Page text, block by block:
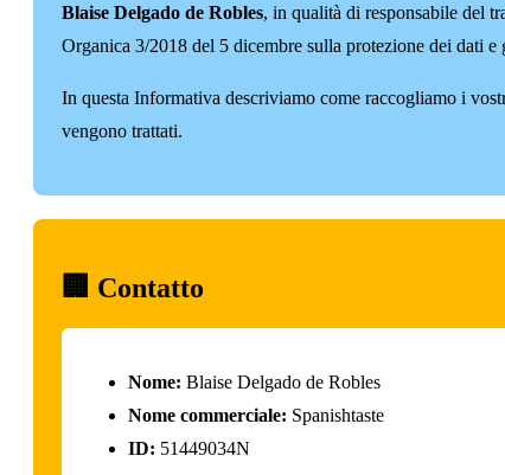
Blaise Delgado de Robles, in qualità di responsabile del
Organica 3/2018 del 5 dicembre sulla protezione dei dati
In questa Informativa descriviamo come raccogliamo i
vengono trattati.
🏢 Contatto
Nome: Blaise Delgado de Robles
Nome commerciale: Spanishtaste
ID: 51449034N